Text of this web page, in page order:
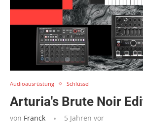
Audioausrüstung Schlüssel
Arturia's Brute Noir
von Franck 5 Jahren vor